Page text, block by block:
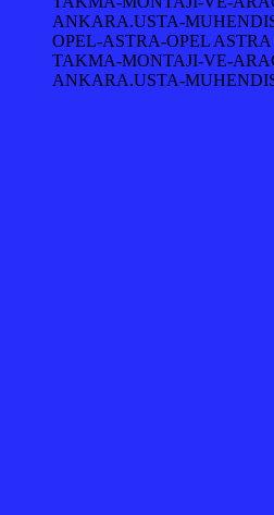
OPEL-ASTRA-OPEL
TAKMA-MONTAJI-VE-
ANKARA.USTA-